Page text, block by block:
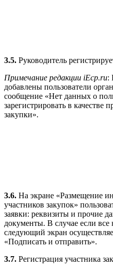
3.5. Руководитель
Примечание редакции iEcp.ru:
добавлены пользователи
сообщение «Нет данных о
зарегистрировать в качестве
закупки».
3.6. На экране «Размещение
участников закупок»
заявки: реквизиты и прочие
документы. В случае если все
следующий экран
«Подписать и отправить».
3.7. Регистрация участника